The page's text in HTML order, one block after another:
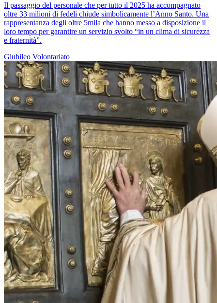
Il passaggio del personale che per tutto il 2025 ha accompagnato
oltre 33 milioni di fedeli chiude simbolicamente l’Anno Santo. Una
rappresentanza degli oltre 5mila che hanno messo a disposizione il
loro tempo per garantire un servizio svolto “in un clima di sicurezza
e fraternità”.
Giubileo Volontariato